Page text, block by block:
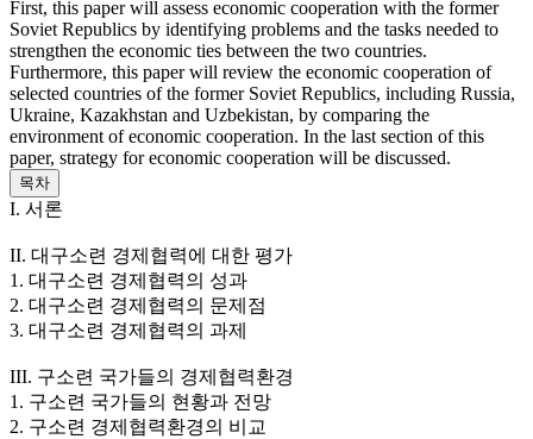
First, this paper will assess economic cooperation with the former
Soviet Republics by identifying problems and the tasks needed to
strengthen the economic ties between the two countries.
Furthermore, this paper will review the economic cooperation of
selected countries of the former Soviet Republics, including Russia,
Ukraine, Kazakhstan and Uzbekistan, by comparing the
environment of economic cooperation. In the last section of this
paper, strategy for economic cooperation will be discussed.
목차
I. 서론
II. 대구소련 경제협력에 대한 평가
1. 대구소련 경제협력의 성과
2. 대구소련 경제협력의 문제점
3. 대구소련 경제협력의 과제
III. 구소련 국가들의 경제협력환경
1. 구소련 국가들의 현황과 전망
2. 구소련 경제협력환경의 비교